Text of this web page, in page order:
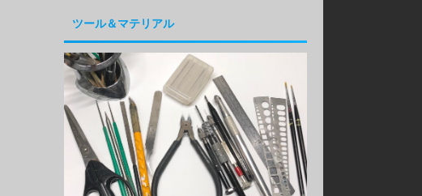
ツール＆マテリアル